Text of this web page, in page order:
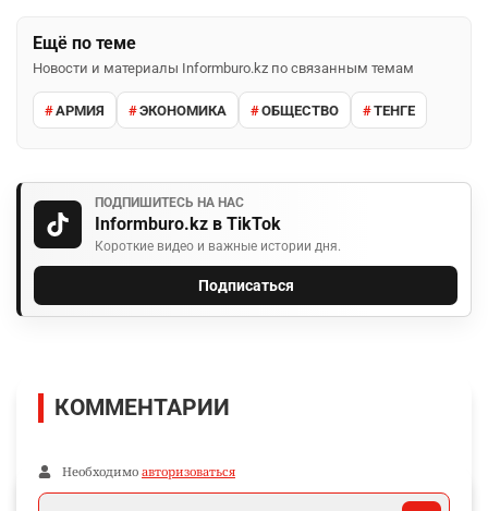
Ещё по теме
Новости и материалы Informburo.kz по связанным темам
АРМИЯ ЭКОНОМИКА ОБЩЕСТВО ТЕНГЕ
ПОДПИШИТЕСЬ НА НАС
Informburo.kz в TikTok
Короткие видео и важные истории дня.
Подписаться
КОММЕНТАРИИ
Необходимо авторизоваться